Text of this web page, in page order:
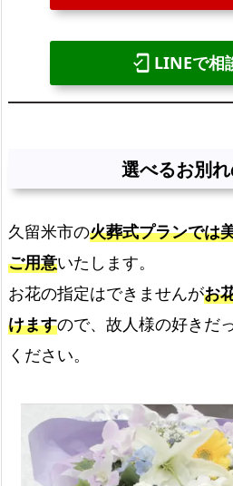
mobile_friendly LINEで相
選べるお別
久留米市の火葬式プランでは
ご用意いたします。
お花の指定はできませんがお
けますので、故人様の好きだ
ください。